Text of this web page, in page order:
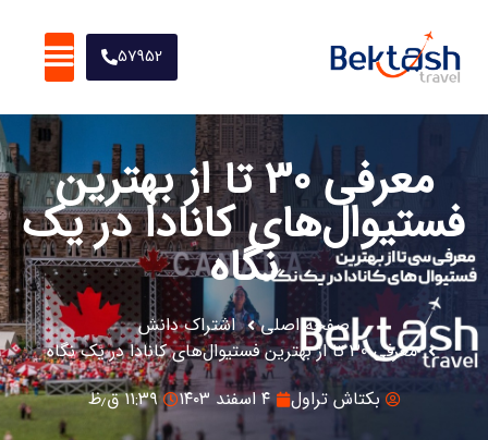
57952
معرفی 30 تا از بهترین
فستیوال‌های کانادا در یک
نگاه
صفحه اصلی
اشتراک دانش
معرفی 30 تا از بهترین فستیوال‌های کانادا در یک نگاه
بکتاش تراول
۴ اسفند ۱۴۰۳ ۱۱:۳۹ ق٫ظ